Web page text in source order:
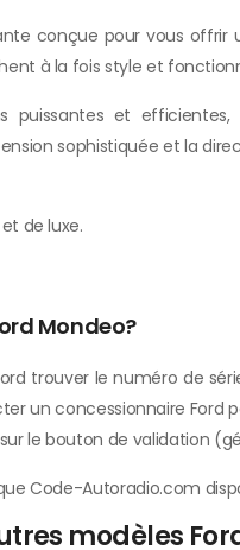
conçue pour vous
à la fois style et
puissantes et
sophistiquée et la
de luxe.
Mondeo?
trouver le numéro de
un concessionnaire Ford
le bouton de validation
Code-Autoradio.com
modèles